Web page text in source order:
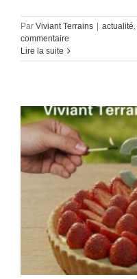
Par Viviant Terrains actualité,
commentaire
Lire la suite